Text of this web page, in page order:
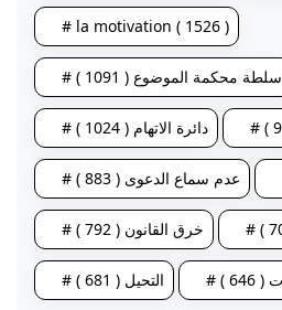
# la motivation ( 1526 )
# سلطة محكمة الموضوع ( 1091 )
# دائرة الاتهام ( 1024 )
# عدم سماع الدعوى ( 883 )
# خرق القانون ( 792 )
# التحيل ( 681 ) )